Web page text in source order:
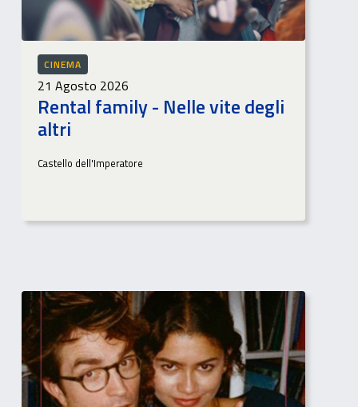
CINEMA
21 Agosto 2026
Rental family - Nelle vite degli
altri
Castello dell'Imperatore